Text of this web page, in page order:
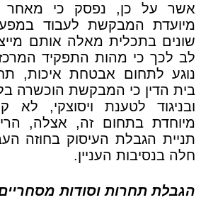
אשר על כן, נפסק כי מאחר
מיועדת המבקשת לעבוד
שונים בתכלית מאלה אותם
לב לכך כי מהות התפקיד
נוגע לתחום אבטחת איכות,
בית הדין כי המבקשת הוכשרה
ובניגוד לטענת ויסוצקי,
מיוחדת בתחום זה, אצלה,
תניית הגבלת העיסוק בחוזה
חלה בנסיבות העניין.
הגבלת תחרות וסודות